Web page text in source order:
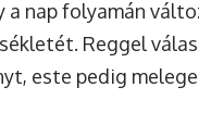
a nap folyamán
Reggel
este pedig